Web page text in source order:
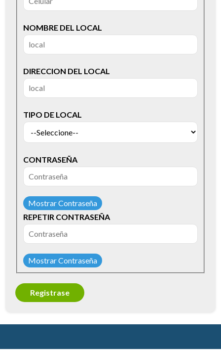
NOMBRE DEL LOCAL
DIRECCION DEL LOCAL
TIPO DE LOCAL
CONTRASEÑA
Mostrar Contraseña
REPETIR CONTRASEÑA
Mostrar Contraseña